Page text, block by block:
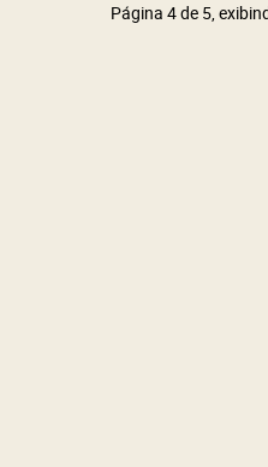
Página 4 de 5,